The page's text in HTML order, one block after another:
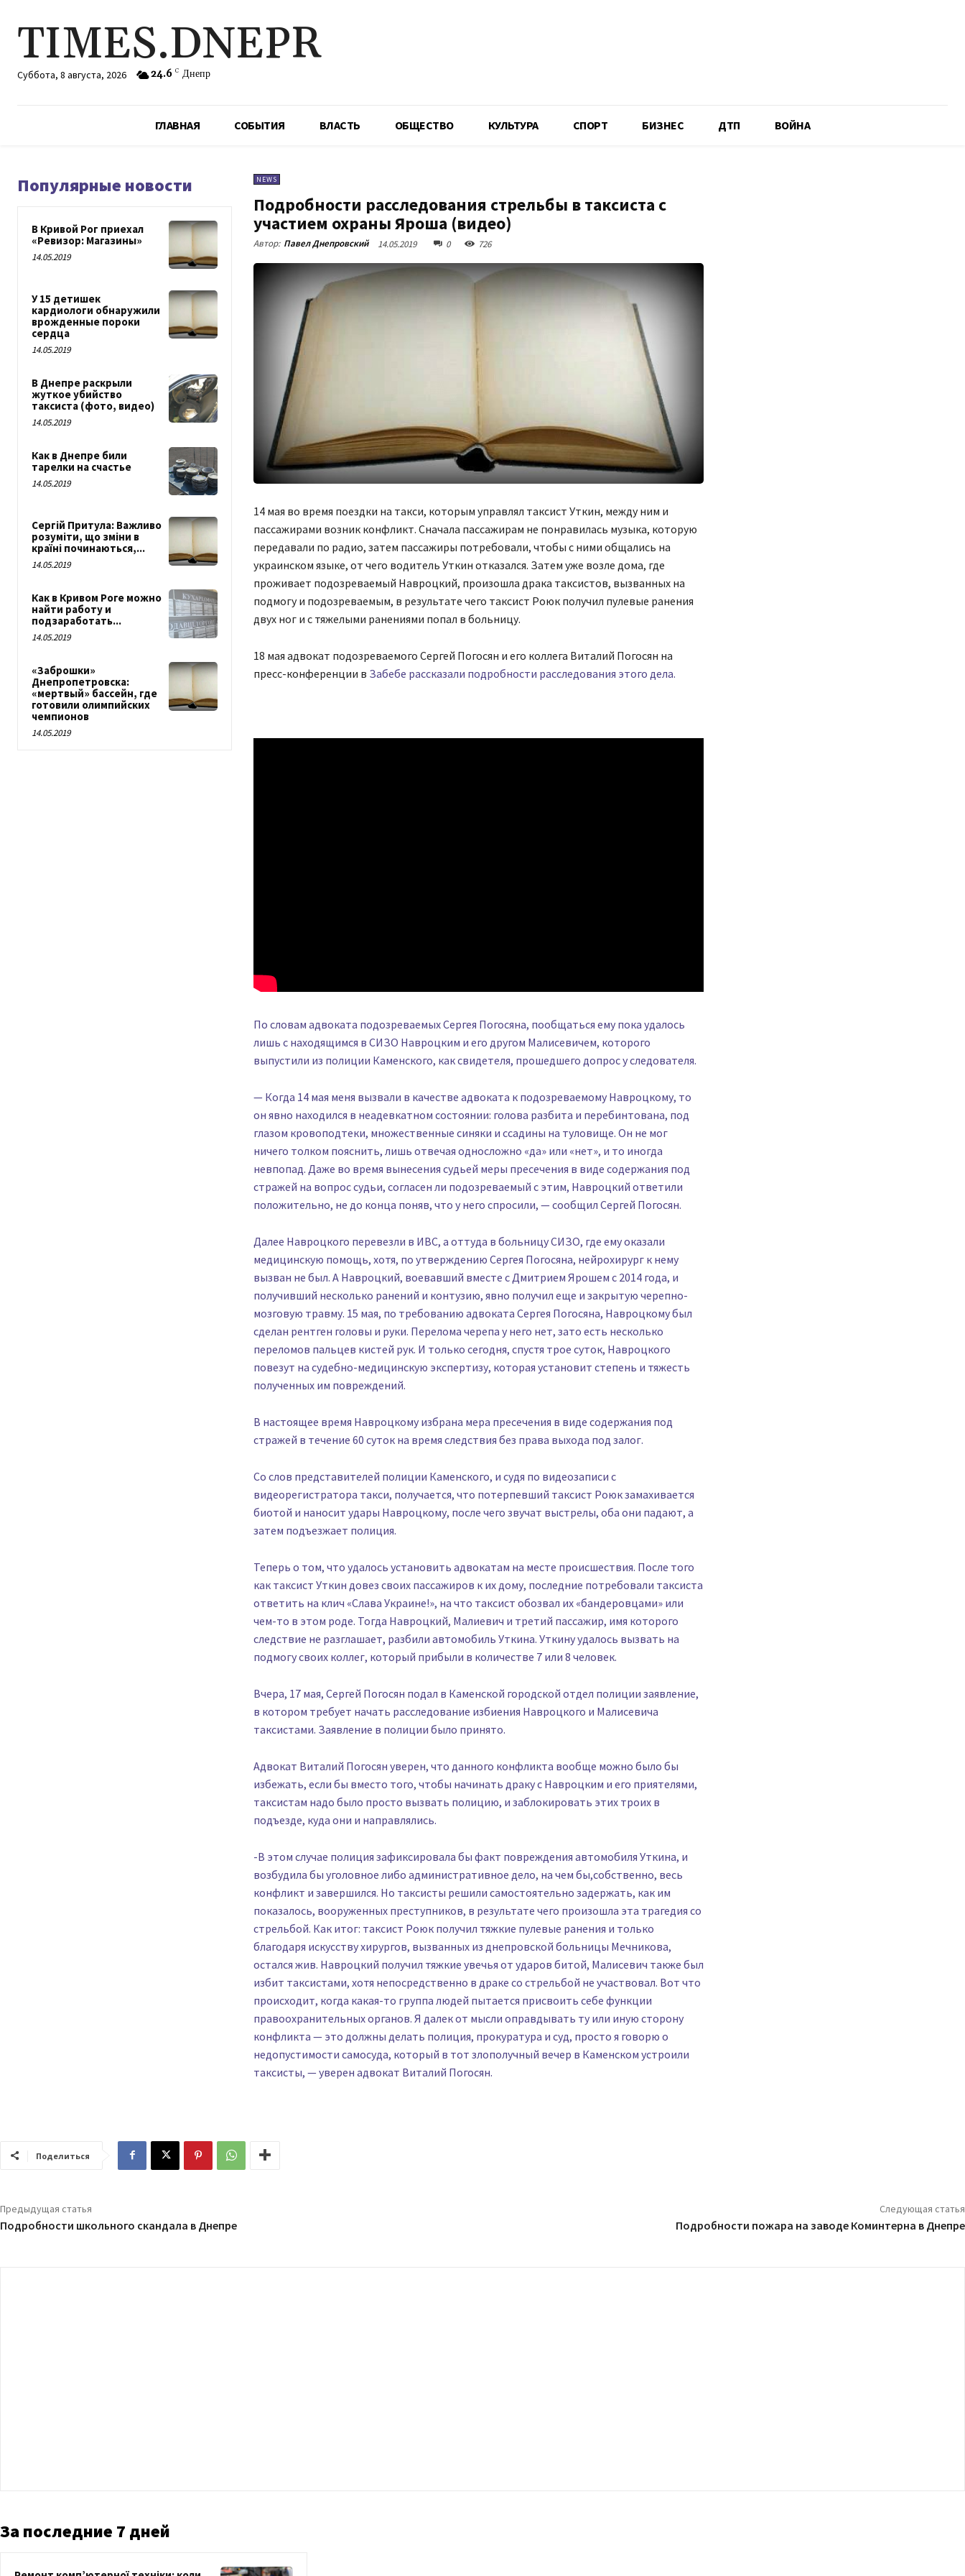
TIMES.DNEPR
Суббота, 8 августа, 2026 24.6 C Днепр
ГЛАВНАЯ СОБЫТИЯ ВЛАСТЬ ОБЩЕСТВО КУЛЬТУРА СПОРТ БИЗНЕС ДТП ВОЙНА
Популярные новости
В Кривой Рог приехал
«Ревизор: Магазины»
14.05.2019
У 15 детишек
кардиологи обнаружили
врожденные пороки
сердца
14.05.2019
В Днепре раскрыли
жуткое убийство
таксиста (фото, видео)
14.05.2019
Как в Днепре били
тарелки на счастье
14.05.2019
Сергій Притула: Важливо
розуміти, що зміни в
країні починаються,...
14.05.2019
Как в Кривом Роге можно
найти работу и
подзаработать...
14.05.2019
«Заброшки»
Днепропетровска:
«мертвый» бассейн, где
готовили олимпийских
чемпионов
14.05.2019
NEWS
Подробности расследования стрельбы в таксиста с
участием охраны Яроша (видео)
Автор: Павел Днепровский 14.05.2019 0 726
14 мая во время поездки на такси, которым управлял таксист Уткин, между ним и
пассажирами возник конфликт. Сначала пассажирам не понравилась музыка, которую
передавали по радио, затем пассажиры потребовали, чтобы с ними общались на
украинском языке, от чего водитель Уткин отказался. Затем уже возле дома, где
проживает подозреваемый Навроцкий, произошла драка таксистов, вызванных на
подмогу и подозреваемым, в результате чего таксист Роюк получил пулевые ранения
двух ног и с тяжелыми ранениями попал в больницу.
18 мая адвокат подозреваемого Сергей Погосян и его коллега Виталий Погосян на
пресс-конференции в Забебе рассказали подробности расследования этого дела.
По словам адвоката подозреваемых Сергея Погосяна, пообщаться ему пока удалось
лишь с находящимся в СИЗО Навроцким и его другом Малисевичем, которого
выпустили из полиции Каменского, как свидетеля, прошедшего допрос у следователя.
— Когда 14 мая меня вызвали в качестве адвоката к подозреваемому Навроцкому, то
он явно находился в неадевкатном состоянии: голова разбита и перебинтована, под
глазом кровоподтеки, множественные синяки и ссадины на туловище. Он не мог
ничего толком пояснить, лишь отвечая односложно «да» или «нет», и то иногда
невпопад. Даже во время вынесения судьей меры пресечения в виде содержания под
стражей на вопрос судьи, согласен ли подозреваемый с этим, Навроцкий ответили
положительно, не до конца поняв, что у него спросили, — сообщил Сергей Погосян.
Далее Навроцкого перевезли в ИВС, а оттуда в больницу СИЗО, где ему оказали
медицинскую помощь, хотя, по утверждению Сергея Погосяна, нейрохирург к нему
вызван не был. А Навроцкий, воевавший вместе с Дмитрием Ярошем с 2014 года, и
получивший несколько ранений и контузию, явно получил еще и закрытую черепно-
мозговую травму. 15 мая, по требованию адвоката Сергея Погосяна, Навроцкому был
сделан рентген головы и руки. Перелома черепа у него нет, зато есть несколько
переломов пальцев кистей рук. И только сегодня, спустя трое суток, Навроцкого
повезут на судебно-медицинскую экспертизу, которая установит степень и тяжесть
полученных им повреждений.
В настоящее время Навроцкому избрана мера пресечения в виде содержания под
стражей в течение 60 суток на время следствия без права выхода под залог.
Со слов представителей полиции Каменского, и судя по видеозаписи с
видеорегистратора такси, получается, что потерпевший таксист Роюк замахивается
биотой и наносит удары Навроцкому, после чего звучат выстрелы, оба они падают, а
затем подъезжает полиция.
Теперь о том, что удалось установить адвокатам на месте происшествия. После того
как таксист Уткин довез своих пассажиров к их дому, последние потребовали таксиста
ответить на клич «Слава Украине!», на что таксист обозвал их «бандеровцами» или
чем-то в этом роде. Тогда Навроцкий, Малиевич и третий пассажир, имя которого
следствие не разглашает, разбили автомобиль Уткина. Уткину удалось вызвать на
подмогу своих коллег, который прибыли в количестве 7 или 8 человек.
Вчера, 17 мая, Сергей Погосян подал в Каменской городской отдел полиции заявление,
в котором требует начать расследование избиения Навроцкого и Малисевича
таксистами. Заявление в полиции было принято.
Адвокат Виталий Погосян уверен, что данного конфликта вообще можно было бы
избежать, если бы вместо того, чтобы начинать драку с Навроцким и его приятелями,
таксистам надо было просто вызвать полицию, и заблокировать этих троих в
подъезде, куда они и направлялись.
-В этом случае полиция зафиксировала бы факт повреждения автомобиля Уткина, и
возбудила бы уголовное либо административное дело, на чем бы,собственно, весь
конфликт и завершился. Но таксисты решили самостоятельно задержать, как им
показалось, вооруженных преступников, в результате чего произошла эта трагедия со
стрельбой. Как итог: таксист Роюк получил тяжкие пулевые ранения и только
благодаря искусству хирургов, вызванных из днепровской больницы Мечникова,
остался жив. Навроцкий получил тяжкие увечья от ударов битой, Малисевич также был
избит таксистами, хотя непосредственно в драке со стрельбой не участвовал. Вот что
происходит, когда какая-то группа людей пытается присвоить себе функции
правоохранительных органов. Я далек от мысли оправдывать ту или иную сторону
конфликта — это должны делать полиция, прокуратура и суд, просто я говорю о
недопустимости самосуда, который в тот злополучный вечер в Каменском устроили
таксисты, — уверен адвокат Виталий Погосян.
Поделиться
Предыдущая статья
Подробности школьного скандала в Днепре
Следующая статья
Подробности пожара на заводе Коминтерна в Днепре
За последние 7 дней